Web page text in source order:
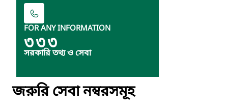
FOR ANY INFORMATION
৩৩৩
সরকারি তথ্য ও সেবা
জরুরি সেবা নম্বরসমূহ